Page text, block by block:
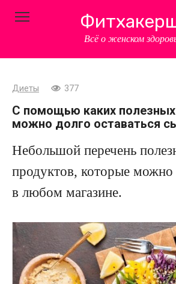
Всё о женском
Диеты 377
С помощью каких полезных
можно долго оставаться
Небольшой перечень
продуктов, которые можно
в любом магазине.